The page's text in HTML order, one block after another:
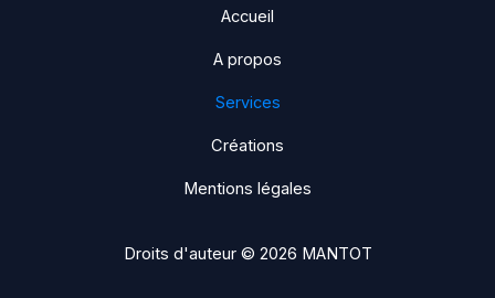
Accueil
A propos
Services
Créations
Mentions légales
Droits d'auteur © 2026 MANTOT